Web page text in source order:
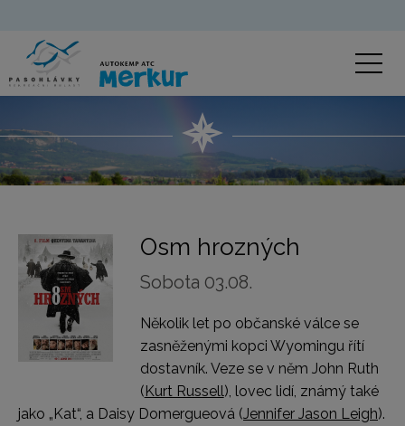
Osm hrozných
Sobota 03.08.
Několik let po občanské válce se
zasněženými kopci Wyomingu řítí
dostavník. Veze se v něm John Ruth
( Kurt Russell), lovec lidí, známý také
jako „Kat“, a Daisy Domergueová (Jennifer Jason Leigh).